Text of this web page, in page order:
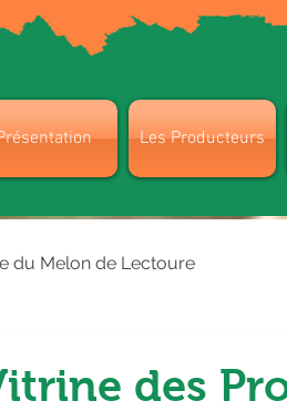
Les Producteurs
du Melon de Lectoure
des